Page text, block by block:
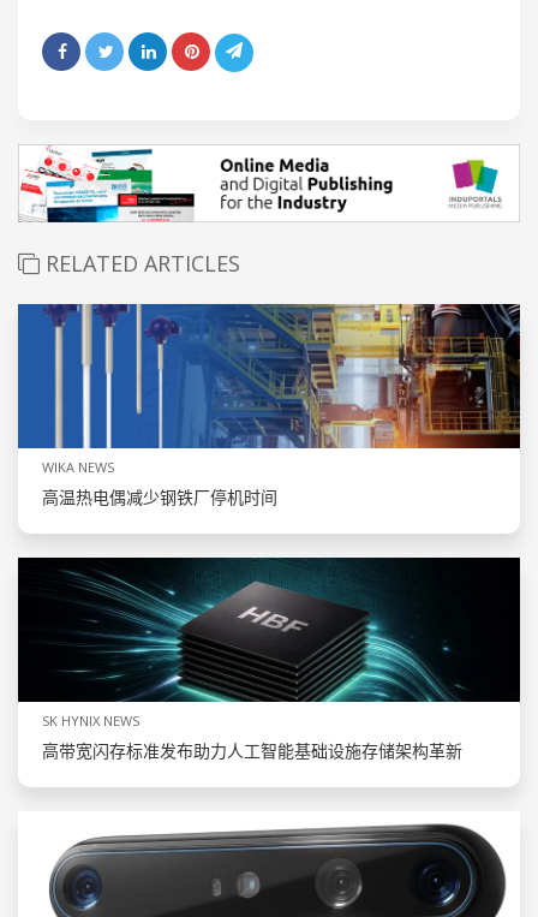
RELATED ARTICLES
WIKA NEWS
高温热电偶减少钢铁厂停机时间
SK HYNIX NEWS
高带宽闪存标准发布助力人工智能基础设施存储架构革新